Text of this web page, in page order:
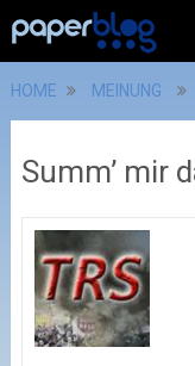
HOME MEINUNG
Summ’ mir